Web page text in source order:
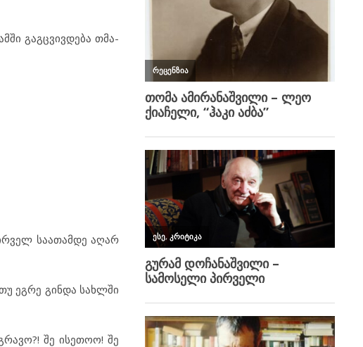
გაგცვივდება თმა-
საათამდე აღარ
ეგრე გინდა სახლში
შე ისეთოო! შე